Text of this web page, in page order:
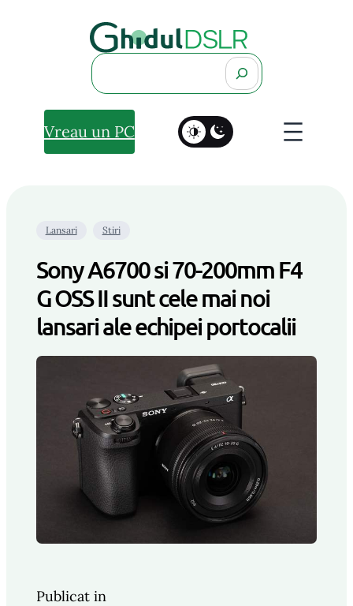
Search
Vreau un PC
Lansari Stiri
Sony A6700 si 70-200mm F4
G OSS II sunt cele mai noi
lansari ale echipei portocalii
Publicat in